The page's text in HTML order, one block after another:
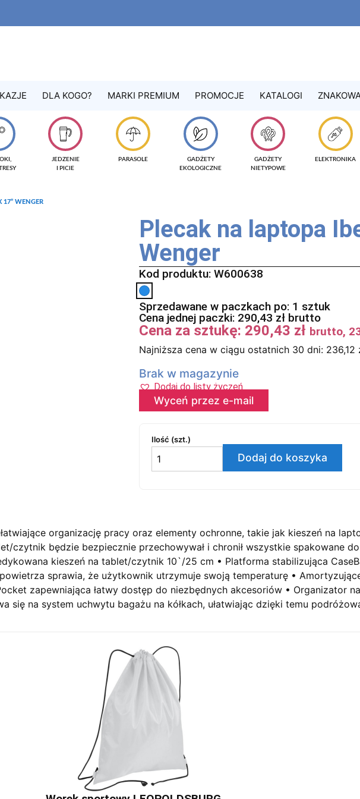
DLA KOGO? MARKI PREMIUM PROMOCJE KATALOGI
JEDZENIE
I PICIE
PARASOLE
GADŻETY
EKOLOGICZNE
GADŻETY
NIETYPOWE
ELEKTRONIKA
17” WENGER
Plecak na laptopa
Wenger
Kod produktu: W600638
Sprzedawane w paczkach po: 1 sztuk
Cena jednej paczki: 290,43 zł brutto
Cena za sztukę: 290,43 zł brutto,
Najniższa cena w ciągu ostatnich 30 dni: 236,12
Brak w magazynie
Dodaj do listy życzeń
Wyceń przez e-mail
Ilość (szt.)
Dodaj do koszyka
organizację pracy oraz elementy ochronne, takie jak kieszeń na
czytnik będzie bezpiecznie przechowywał i chronił wszystkie spakowane
kieszeń na tablet/czytnik 10`/25 cm • Platforma stabilizująca
sprawia, że użytkownik utrzymuje swoją temperaturę •
zapewniająca łatwy dostęp do niezbędnych akcesoriów • Organizator
się na system uchwytu bagażu na kółkach, ułatwiając dzięki temu